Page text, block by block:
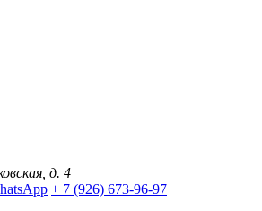
д. 4
+ 7 (926) 673-96-97